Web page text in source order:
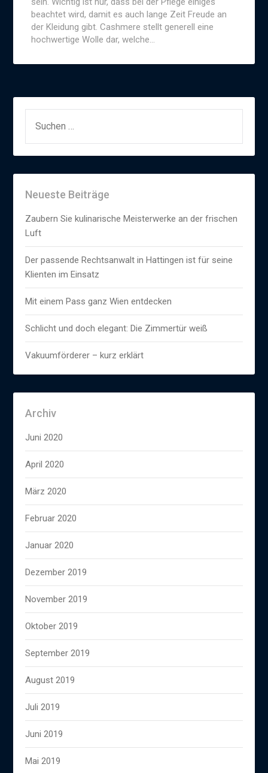
beachtet wird, damit es auch lange Zeit Freude an
der Kleidung gibt. Cashmere stellt generell eine
hochwertige Wolle dar, welche…
NACH:
Neueste Beiträge
Zaubern Sie kulinarische Meisterwerke an der frischen
Luft
Der passende Rechtsanwalt in Hattingen ist für seine
Klienten im Einsatz
Mit einem Pass ganz Wien entdecken
Schlicht und doch elegant: Die Zimmertür weiß
Vakuumförderer – kurz erklärt
Archiv
Juni 2020
April 2020
März 2020
Februar 2020
Januar 2020
Dezember 2019
November 2019
Oktober 2019
September 2019
August 2019
Juli 2019
Juni 2019
Mai 2019